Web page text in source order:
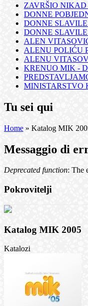
ZAVRŠIO
DONNE
DONNE
DONNE
ALEN
ALENU POLIĆU
ALENU
KRENUO MIK -
MINISTARSTVO
Tu sei qui
Home » Katalog MIK
Messaggio di
Deprecated function: The
Pokrovitelji
Katalog MIK 2005
Katalozi